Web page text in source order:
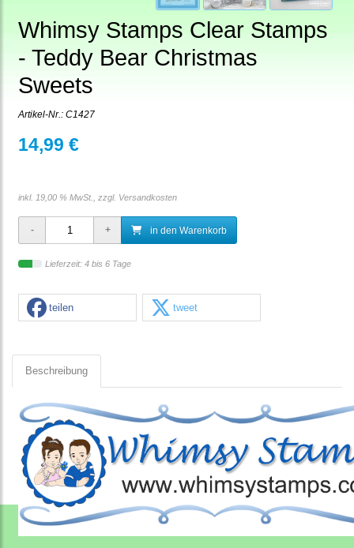
Whimsy Stamps Clear Stamps
- Teddy Bear Christmas
Sweets
Artikel-Nr.: C1427
14,99 €
inkl. 19,00 % MwSt., zzgl. Versandkosten
in den Warenkorb
Lieferzeit: 4 bis 6 Tage
teilen tweet
Beschreibung